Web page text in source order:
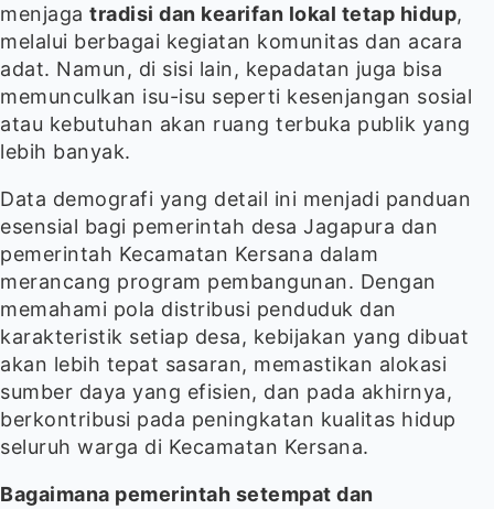
menjaga tradisi dan kearifan lokal tetap hidup,
melalui berbagai kegiatan komunitas dan acara
adat. Namun, di sisi lain, kepadatan juga bisa
memunculkan isu-isu seperti kesenjangan sosial
atau kebutuhan akan ruang terbuka publik yang
lebih banyak.
Data demografi yang detail ini menjadi panduan
esensial bagi pemerintah desa Jagapura dan
pemerintah Kecamatan Kersana dalam
merancang program pembangunan. Dengan
memahami pola distribusi penduduk dan
karakteristik setiap desa, kebijakan yang dibuat
akan lebih tepat sasaran, memastikan alokasi
sumber daya yang efisien, dan pada akhirnya,
berkontribusi pada peningkatan kualitas hidup
seluruh warga di Kecamatan Kersana.
Bagaimana pemerintah setempat dan